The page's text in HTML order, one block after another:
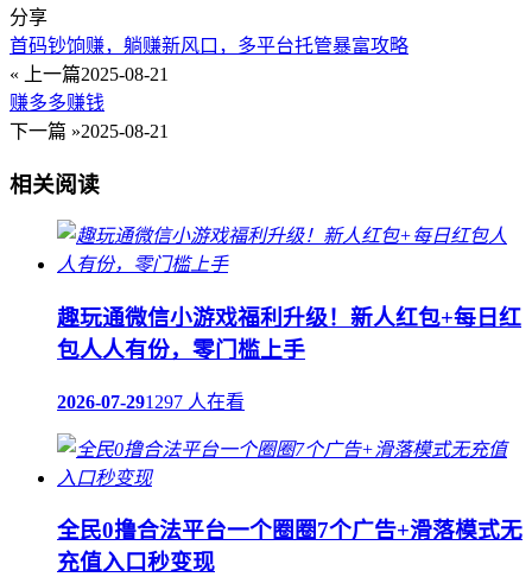
分享
首码钞饷赚，躺赚新风口，多平台托管暴富攻略
« 上一篇2025-08-21
赚多多赚钱
下一篇 »2025-08-21
相关阅读
趣玩通微信小游戏福利升级！新人红包+每日红
包人人有份，零门槛上手
2026-07-291297 人在看
全民0撸合法平台一个圈圈7个广告+滑落模式无
充值入口秒变现